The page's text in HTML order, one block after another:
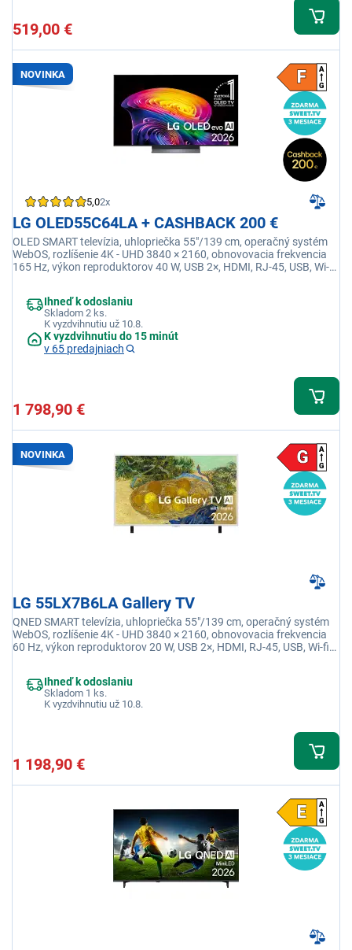
519,00 €
NOVINKA
5,02x
LG OLED55C64LA + CASHBACK 200 €
OLED SMART televízia, uhlopriečka 55"/139 cm, operačný systém
WebOS, rozlíšenie 4K - UHD 3840 × 2160, obnovovacia frekvencia
165 Hz, výkon reproduktorov 40 W, USB 2×, HDMI, RJ-45, USB, Wi-fi
Ihneď k odoslaniu
Skladom 2 ks.
K vyzdvihnutiu už 10.8.
K vyzdvihnutiu do 15 minút
v 65 predajniach
1 798,90 €
NOVINKA
LG 55LX7B6LA Gallery TV
QNED SMART televízia, uhlopriečka 55"/139 cm, operačný systém
WebOS, rozlíšenie 4K - UHD 3840 × 2160, obnovovacia frekvencia
60 Hz, výkon reproduktorov 20 W, USB 2×, HDMI, RJ-45, USB, Wi-fi
Ihneď k odoslaniu
Skladom 1 ks.
K vyzdvihnutiu už 10.8.
1 198,90 €